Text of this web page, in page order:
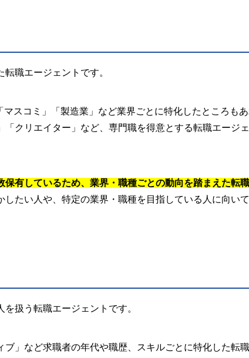
職エージェントです。
スコミ」「製造業」など業界ごとに特化したところも
クリエイター」など、専門職を得意とする転職エージェ
有しているため、業界・職種ごとの動向を踏まえた転職
したい人や、特定の業界・職種を目指している人に向いて
扱う転職エージェントです。
」など求職者の年代や職歴、スキルごとに特化した転職